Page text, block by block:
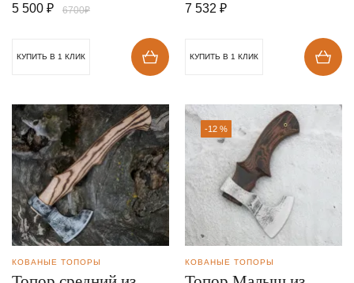
5 500 ₽ 6700₽
КУПИТЬ В 1 КЛИК
7 532 ₽
КУПИТЬ В 1 КЛИК
КОВАНЫЕ ТОПОРЫ
-12 %
КОВАНЫЕ ТОПОРЫ